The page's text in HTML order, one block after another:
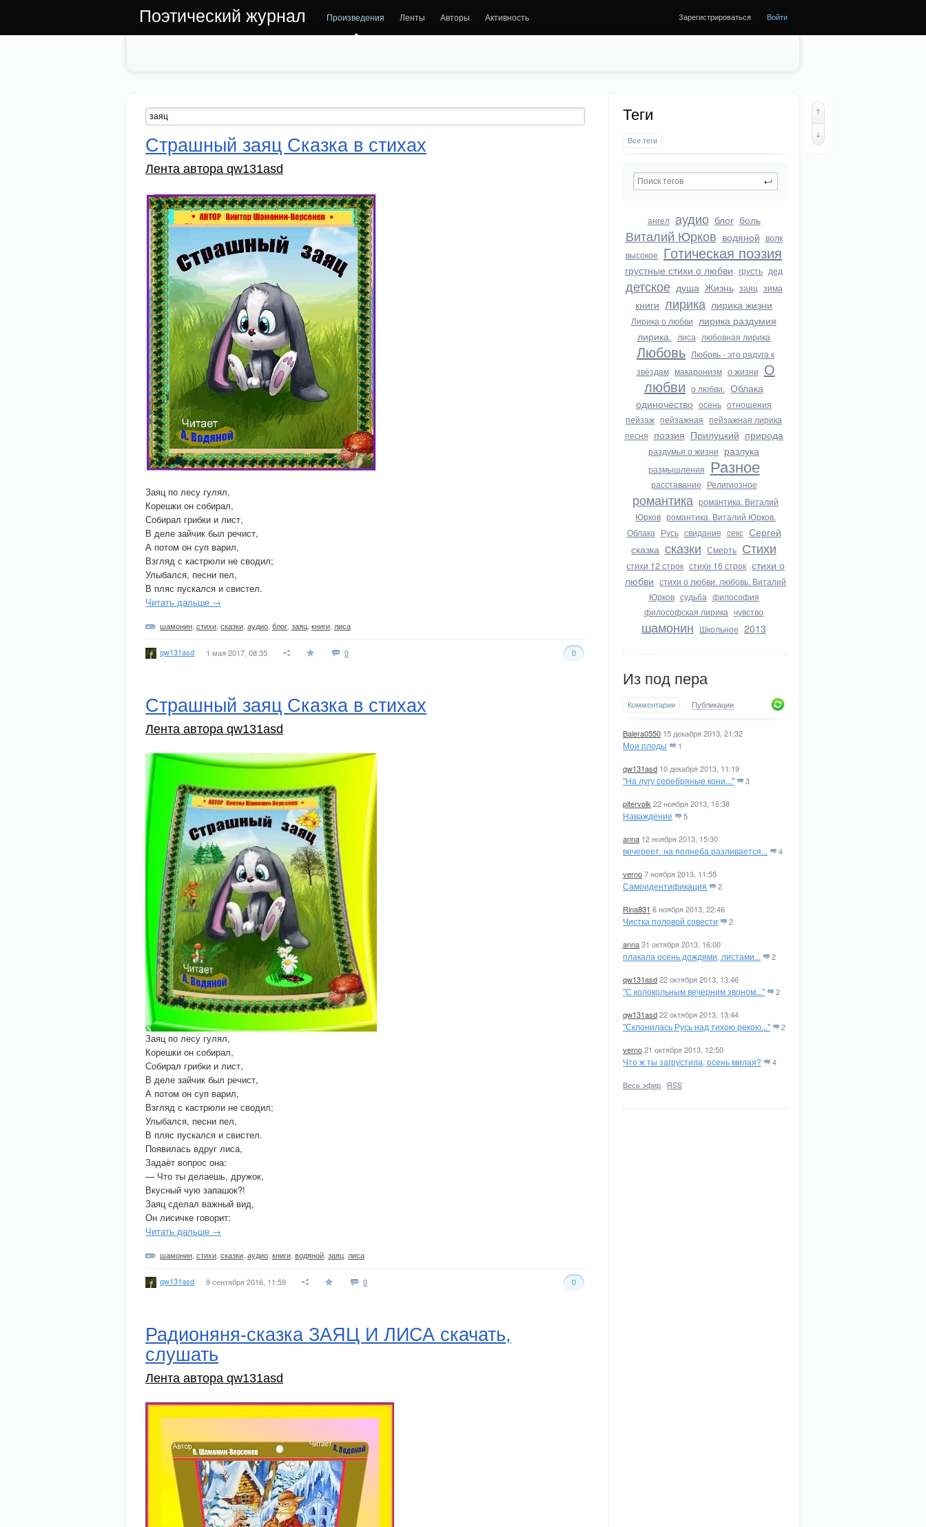
Поэтический журнал Произведения Ленты Авторы Активность Зарегистрироваться Войти
Теги
Все теги
ангел аудио блог боль
Виталий Юрков водяной волк
высокое Готическая поэзия
грустные стихи о любви грусть дед
детское душа Жизнь заяц зима
книги лирика лирика жизни
Лирика о любви лирика раздумия
лирика. лиса любовная лирика
Любовь Любовь - это радуга к
звёздам макаронизм о жизни О
любви о любви. Облака
одиночество осень отношения
пейзаж пейзажная пейзажная лирика
песня поэзия Прилуцкий природа
раздумья о жизни разлука
размышления Разное
расставание Религиозное
романтика романтика. Виталий
Юрков романтика. Виталий Юрков.
Облака Русь свидание секс Сергей
сказка сказки Смерть Стихи
стихи 12 строк стихи 16 строк стихи о
любви стихи о любви. любовь. Виталий
Юрков судьба философия
философская лирика чувство
шамонин Школьное 2013
Из под пера
Комментарии Публикации
Balera0550 15 декабря 2013, 21:32
Мои плоды 1
qw131asd 10 декабря 2013, 11:19
"На лугу серебряные кони..." 3
pitervolk 22 ноября 2013, 16:38
Наваждение 5
anna 12 ноября 2013, 15:30
вечереет. на полнеба разливается... 4
verno7 ноября 2013, 11:55
Самоидентификация 2
Rina831 6 ноября 2013, 22:46
Чистка половой совести 2
anna31 октября 2013, 16:00
плакала осень дождями, листами... 2
qw131asd22 октября 2013, 13:46
"С колокольным вечерним звоном..." 2
qw131asd22 октября 2013, 13:44
"Склонилась Русь над тихою рекою..." 2
verno21 октября 2013, 12:50
Что ж ты загрустила, осень милая? 4
Весь эфир · RSS
Страшный заяц Сказка в стихах
Лента автора qw131asd
Заяц по лесу гулял,
Корешки он собирал,
Собирал грибки и лист,
В деле зайчик был речист,
А потом он суп варил,
Взгляд с кастрюли не сводил;
Улыбался, песни пел,
В пляс пускался и свистел.
Читать дальше →
шамонин стихи сказки аудио блог заяц книги лиса
qw131asd 1 мая 2017, 08:35 0 0
Страшный заяц Сказка в стихах
Лента автора qw131asd
Заяц по лесу гулял,
Корешки он собирал,
Собирал грибки и лист,
В деле зайчик был речист,
А потом он суп варил,
Взгляд с кастрюли не сводил;
Улыбался, песни пел,
В пляс пускался и свистел.
Появилась вдруг лиса,
Задаёт вопрос она:
— Что ты делаешь, дружок,
Вкусный чую запашок?!
Заяц сделал важный вид,
Он лисичке говорит:
Читать дальше →
шамонин стихи сказки аудио книги водяной заяц лиса
qw131asd 9 сентября 2016, 11:59 0 0
Радионяня-сказка ЗАЯЦ И ЛИСА скачать,
слушать
Лента автора qw131asd